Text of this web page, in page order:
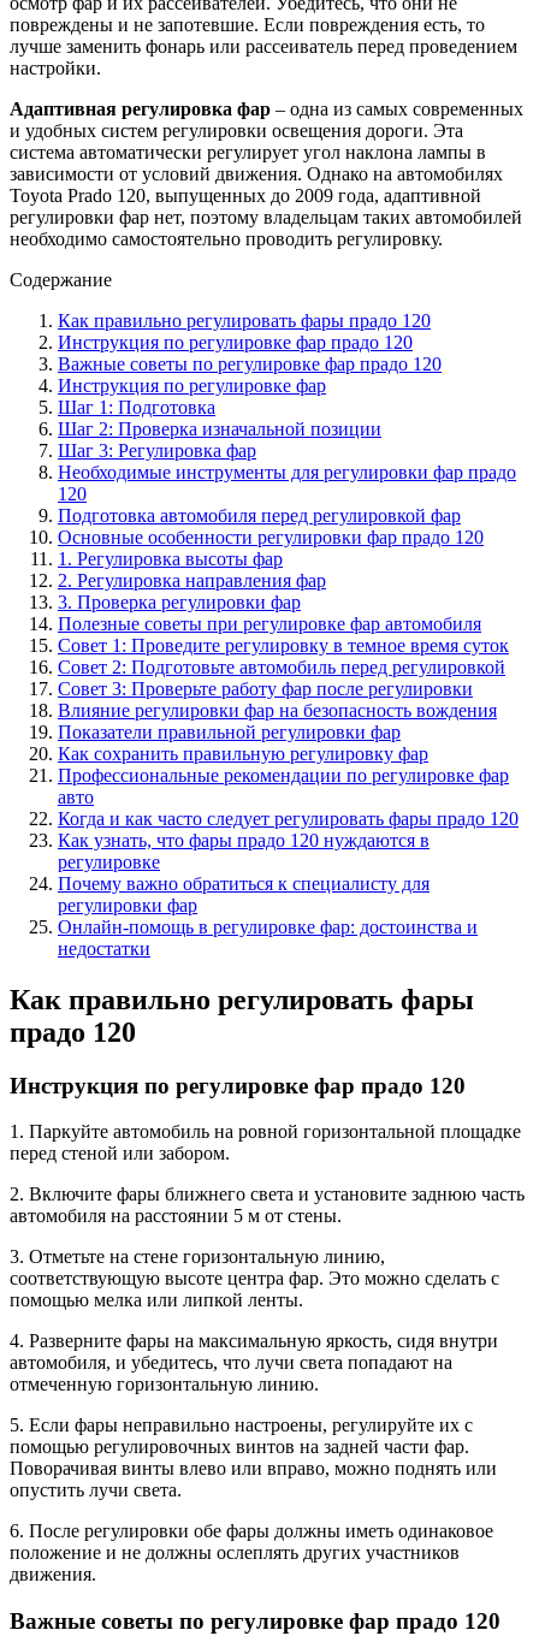
повреждены и не запотевшие. Если повреждения есть, то
лучше заменить фонарь или рассеиватель перед проведением
настройки.
Адаптивная регулировка фар – одна из самых современных
и удобных систем регулировки освещения дороги. Эта
система автоматически регулирует угол наклона лампы в
зависимости от условий движения. Однако на автомобилях
Toyota Prado 120, выпущенных до 2009 года, адаптивной
регулировки фар нет, поэтому владельцам таких автомобилей
необходимо самостоятельно проводить регулировку.
Содержание
Как правильно регулировать фары прадо 120
Инструкция по регулировке фар прадо 120
Важные советы по регулировке фар прадо 120
Инструкция по регулировке фар
Шаг 1: Подготовка
Шаг 2: Проверка изначальной позиции
Шаг 3: Регулировка фар
Необходимые инструменты для регулировки фар прадо
120
Подготовка автомобиля перед регулировкой фар
Основные особенности регулировки фар прадо 120
1. Регулировка высоты фар
2. Регулировка направления фар
3. Проверка регулировки фар
Полезные советы при регулировке фар автомобиля
Совет 1: Проведите регулировку в темное время суток
Совет 2: Подготовьте автомобиль перед регулировкой
Совет 3: Проверьте работу фар после регулировки
Влияние регулировки фар на безопасность вождения
Показатели правильной регулировки фар
Как сохранить правильную регулировку фар
Профессиональные рекомендации по регулировке фар
авто
Когда и как часто следует регулировать фары прадо 120
Как узнать, что фары прадо 120 нуждаются в
регулировке
Почему важно обратиться к специалисту для
регулировки фар
Онлайн-помощь в регулировке фар: достоинства и
недостатки
Как правильно регулировать фары
прадо 120
Инструкция по регулировке фар прадо 120
1. Паркуйте автомобиль на ровной горизонтальной площадке
перед стеной или забором.
2. Включите фары ближнего света и установите заднюю часть
автомобиля на расстоянии 5 м от стены.
3. Отметьте на стене горизонтальную линию,
соответствующую высоте центра фар. Это можно сделать с
помощью мелка или липкой ленты.
4. Разверните фары на максимальную яркость, сидя внутри
автомобиля, и убедитесь, что лучи света попадают на
отмеченную горизонтальную линию.
5. Если фары неправильно настроены, регулируйте их с
помощью регулировочных винтов на задней части фар.
Поворачивая винты влево или вправо, можно поднять или
опустить лучи света.
6. После регулировки обе фары должны иметь одинаковое
положение и не должны ослеплять других участников
движения.
Важные советы по регулировке фар прадо 120